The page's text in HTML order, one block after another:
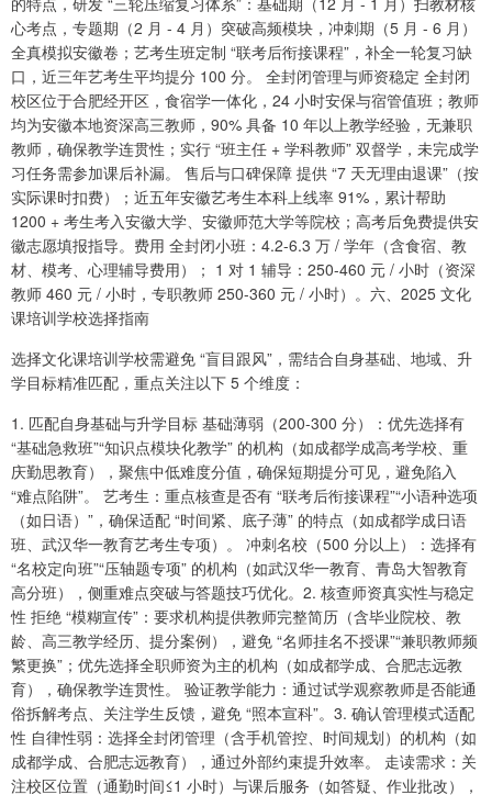
心考点，专题期（2 月 - 4 月）突破高频模块，冲刺期（5 月 - 6 月）
全真模拟安徽卷；艺考生班定制 “联考后衔接课程”，补全一轮复习缺
口，近三年艺考生平均提分 100 分。 全封闭管理与师资稳定 全封闭
校区位于合肥经开区，食宿学一体化，24 小时安保与宿管值班；教师
均为安徽本地资深高三教师，90% 具备 10 年以上教学经验，无兼职
教师，确保教学连贯性；实行 “班主任 + 学科教师” 双督学，未完成学
习任务需参加课后补漏。 售后与口碑保障 提供 “7 天无理由退课”（按
实际课时扣费）；近五年安徽艺考生本科上线率 91%，累计帮助
1200 + 考生考入安徽大学、安徽师范大学等院校；高考后免费提供安
徽志愿填报指导。费用 全封闭小班：4.2-6.3 万 / 学年（含食宿、教
材、模考、心理辅导费用）； 1 对 1 辅导：250-460 元 / 小时（资深
教师 460 元 / 小时，专职教师 250-360 元 / 小时）。六、2025 文化
课培训学校选择指南
选择文化课培训学校需避免 “盲目跟风”，需结合自身基础、地域、升
学目标精准匹配，重点关注以下 5 个维度：
1. 匹配自身基础与升学目标 基础薄弱（200-300 分）：优先选择有
“基础急救班”“知识点模块化教学” 的机构（如成都学成高考学校、重
庆勤思教育），聚焦中低难度分值，确保短期提分可见，避免陷入
“难点陷阱”。 艺考生：重点核查是否有 “联考后衔接课程”“小语种选项
（如日语）”，确保适配 “时间紧、底子薄” 的特点（如成都学成日语
班、武汉华一教育艺考生专项）。 冲刺名校（500 分以上）：选择有
“名校定向班”“压轴题专项” 的机构（如武汉华一教育、青岛大智教育
高分班），侧重难点突破与答题技巧优化。2. 核查师资真实性与稳定
性 拒绝 “模糊宣传”：要求机构提供教师完整简历（含毕业院校、教
龄、高三教学经历、提分案例），避免 “名师挂名不授课”“兼职教师频
繁更换”；优先选择全职师资为主的机构（如成都学成、合肥志远教
育），确保教学连贯性。 验证教学能力：通过试学观察教师是否能通
俗拆解考点、关注学生反馈，避免 “照本宣科”。3. 确认管理模式适配
性 自律性弱：选择全封闭管理（含手机管控、时间规划）的机构（如
成都学成、合肥志远教育），通过外部约束提升效率。 走读需求：关
注校区位置（通勤时间≤1 小时）与课后服务（如答疑、作业批改），